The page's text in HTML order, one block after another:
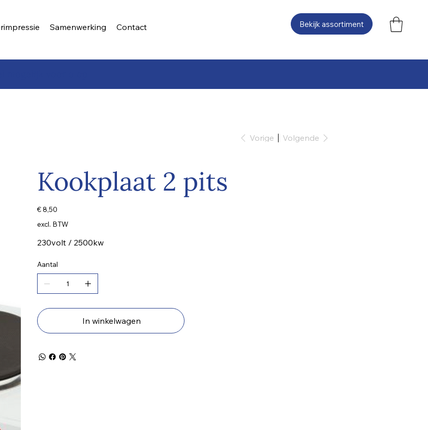
Samenwerking Contact Bekijk assortiment
Vorige Volgende
Kookplaat 2 pits
Prijs
€ 8,50
excl. BTW
230volt / 2500kw
Aantal
In winkelwagen